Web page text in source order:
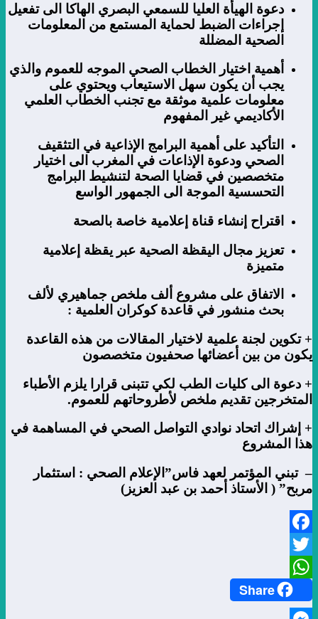
دعوة الهيأة العليا للسمعي البصري الهاكا الى تفعيل
إجراءات الضبط لحماية المستمع من المعلومات
الصحية المضللة
أهمية اختيار الخطاب الصحي الموجه للعموم والذي
يجب أن يكون سهل الاستيعاب ويحتوي على
معلومات علمية موثقة مع تجنب الخطاب العلمي
الأكاديمي غير المفهوم
التأكيد على أهمية البرامج الإذاعية في التثقيف
الصحي ودعوة الإذاعات في المغرب الى اختيار
متخصصين في قضايا الصحة لتنشيط البرامج
التحسسية الموجة الى الجمهور الواسع
اقتراح إنشاء قناة إعلامية خاصة بالصحة
تعزيز مجال اليقظة الصحية عبر يقظة إعلامية
متميزة
الاتفاق على مشروع ألف ملخص جماهيري لألف
بحث منشور في قاعدة كوكران العلمية :
+ تكوين لجنة علمية لاختيار المقالات من هذه القاعدة
يكون من بين أعضائها صحفيون متخصصون
+ دعوة الى كليات الطب لكي تتبنى قرارا يلزم الأطباء
المتخرجين تقديم ملخص لأطروحاتهم للعموم.
+ إشراك اتحاد نوادي التواصل الصحي في المساهمة في
هذا المشروع
– تبني المؤتمر لعهد فاس”الإعلام الصحي : استثمار
مربح” ( الأستاذ أحمد بن عبد العزيز)
Facebook
Twitter
WhatsApp
Share